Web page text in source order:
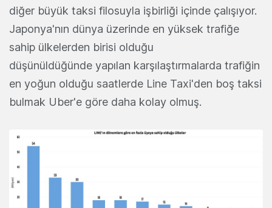
diğer büyük taksi filosuyla işbirliği içinde çalışıyor.
Japonya'nın dünya üzerinde en yüksek trafiğe
sahip ülkelerden birisi olduğu
düşünüldüğünde yapılan karşılaştırmalarda trafiğin
en yoğun olduğu saatlerde Line Taxi'den boş taksi
bulmak Uber'e göre daha kolay olmuş.